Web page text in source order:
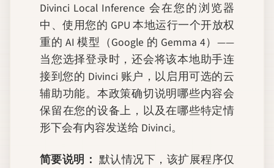
Divinci Local Inference 会在您的浏览器
中、使用您的 GPU 本地运行一个开放权
重的 AI 模型（Google 的 Gemma 4）——
当您选择登录时，还会将该本地助手连
接到您的 Divinci 账户，以启用可选的云
辅助功能。本政策确切说明哪些内容会
保留在您的设备上，以及在哪些特定情
形下会有内容发送给 Divinci。
简要说明： 默认情况下，该扩展程序仅